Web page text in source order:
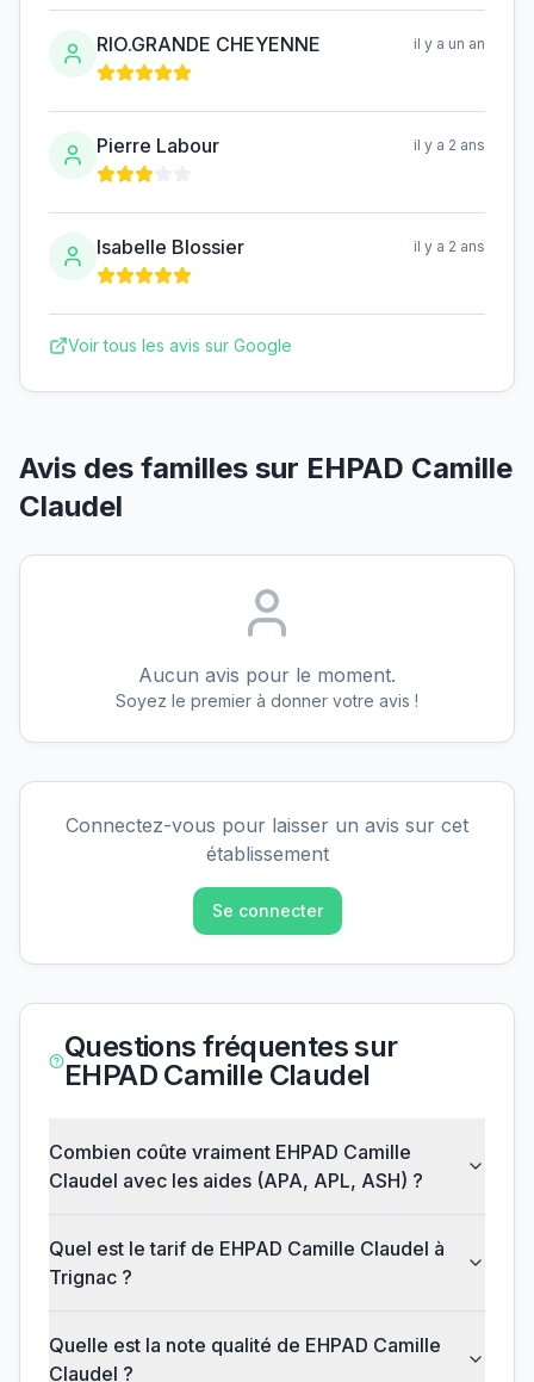
RIO.GRANDE CHEYENNE il y a un an
Pierre Labour il y a 2 ans
Isabelle Blossier il y a 2 ans
Voir tous les avis sur Google
Avis des familles sur EHPAD Camille
Claudel
Aucun avis pour le moment.
Soyez le premier à donner votre avis !
Connectez-vous pour laisser un avis sur cet
établissement
Se connecter
Questions fréquentes sur
EHPAD Camille Claudel
Combien coûte vraiment EHPAD Camille
Claudel avec les aides (APA, APL, ASH) ?
Quel est le tarif de EHPAD Camille Claudel à
Trignac ?
Quelle est la note qualité de EHPAD Camille
Claudel ?